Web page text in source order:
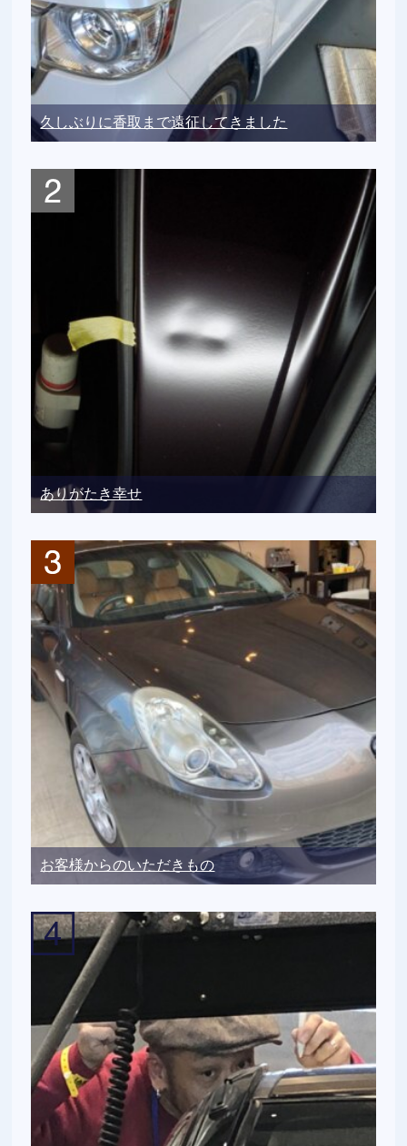
久しぶりに香取まで遠征してきました
ありがたき幸せ
お客様からのいただきもの